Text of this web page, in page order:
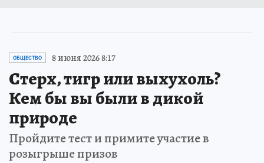
ОБЩЕСТВО 8 июня 2026 8:17
Стерх, тигр или выхухоль?
Кем бы вы были в дикой
природе
Пройдите тест и примите участие в
розыгрыше призов